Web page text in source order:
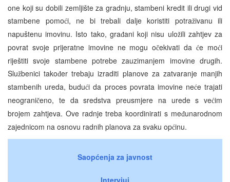
one koji su dobili zemljište za gradnju, stambeni kredit ili drugi vid
stambene pomoći, ne bi trebali dalje koristiti potraživanu ili
napuštenu imovinu. Isto tako, građani koji nisu uložili zahtjev za
povrat svoje prijeratne imovine ne mogu očekivati daće moći
riještiti svoje stambene potrebe zauzimanjem imovine drugih.
Službenici također trebaju izraditi planove za zatvaranje manjih
stambenih ureda, budući da proces povrata imovine neće trajati
neograničeno, te da sredstva preusmjere na urede s većim
brojem zahtjeva. Ove radnje treba koordinirati s međunarodnom
zajednicom na osnovu radnih planova za svaku općinu.
Saopćenja za javnost
Intervjui